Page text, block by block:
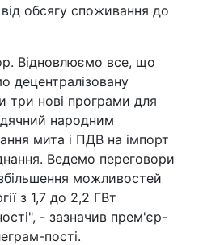
обсягу споживання до
Відновлюємо все, що
децентралізовану
три нові програми для
народним
мита і ПДВ на імпорт
Ведемо переговори
можливостей
з 1,7 до 2,2 ГВт
- зазначив прем'єр-
пості.